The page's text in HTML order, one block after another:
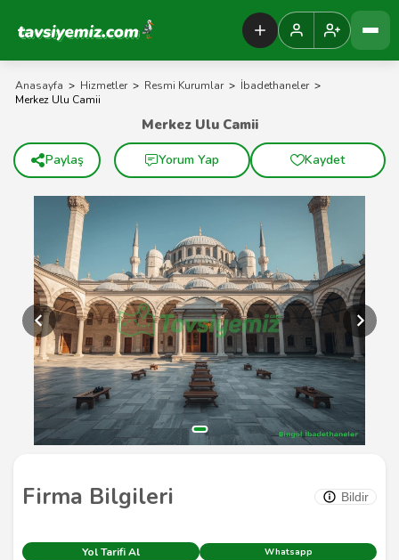
Tavsiyemiz Anasayfa
Anasayfa > Hizmetler > Resmi Kurumlar > İbadethaneler >
Merkez Ulu Camii
Firma Bilgileri Bildir
Yol Tarifi Al Whatsapp
Merkez Ulu Camii
Paylaş Yorum Yap Kaydet